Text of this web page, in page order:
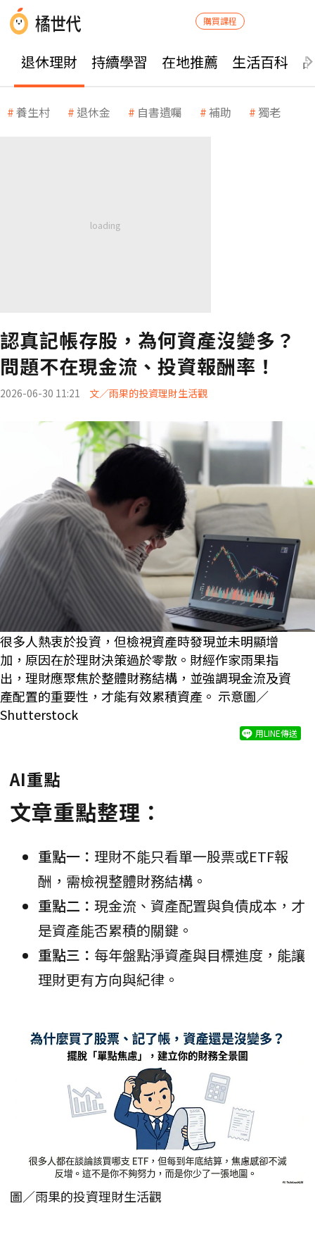
購買課程
退休理財 持續學習 在地推薦 生活百科
養生村 退休金 自書遺囑 補助 獨老
認真記帳存股，為何資產沒變多？
問題不在現金流、投資報酬率！
2026-06-30 11:21 文／雨果的投資理財生活觀
很多人熱衷於投資，但檢視資產時發現並未明顯增
加，原因在於理財決策過於零散。財經作家雨果指
出，理財應聚焦於整體財務結構，並強調現金流及資
產配置的重要性，才能有效累積資產。 示意圖／
Shutterstock
用LINE傳送
AI重點
文章重點整理：
重點一： 理財不能只看單一股票或ETF報
酬，需檢視整體財務結構。
重點二： 現金流、資產配置與負債成本，才
是資產能否累積的關鍵。
重點三： 每年盤點淨資產與目標進度，能讓
理財更有方向與紀律。
圖／雨果的投資理財生活觀